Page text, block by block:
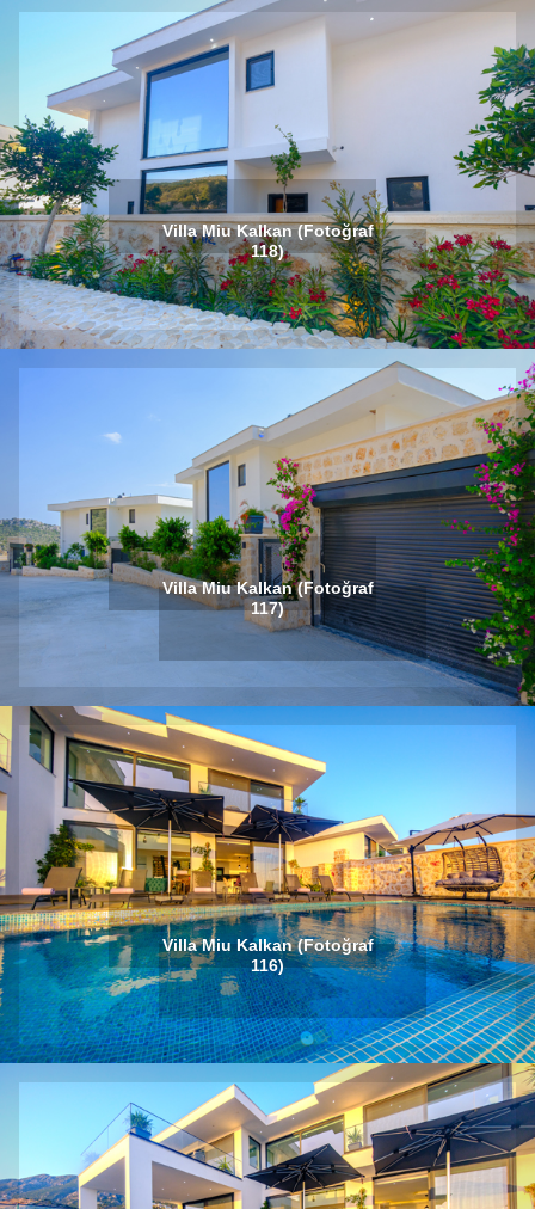
Villa Miu Kalkan (Fotoğraf
118)
Villa Miu Kalkan (Fotoğraf
117)
Villa Miu Kalkan (Fotoğraf
116)